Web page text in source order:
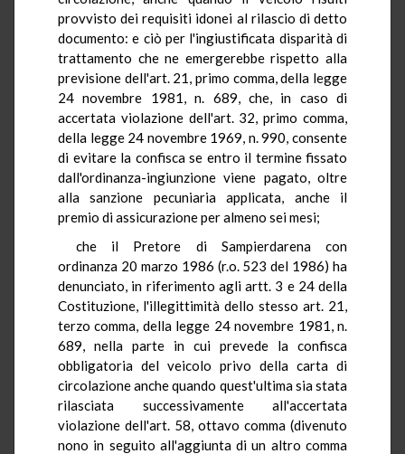
provvisto dei requisiti idonei al rilascio di detto
documento: e ciò per l'ingiustificata disparità di
trattamento che ne emergerebbe rispetto alla
previsione dell'art. 21, primo comma, della legge
24 novembre 1981, n. 689, che, in caso di
accertata violazione dell'art. 32, primo comma,
della legge 24 novembre 1969, n. 990, consente
di evitare la confisca se entro il termine fissato
dall'ordinanza-ingiunzione viene pagato, oltre
alla sanzione pecuniaria applicata, anche il
premio di assicurazione per almeno sei mesi;
che il Pretore di Sampierdarena con
ordinanza 20 marzo 1986 (r.o. 523 del 1986) ha
denunciato, in riferimento agli artt. 3 e 24 della
Costituzione, l'illegittimità dello stesso art. 21,
terzo comma, della legge 24 novembre 1981, n.
689, nella parte in cui prevede la confisca
obbligatoria del veicolo privo della carta di
circolazione anche quando quest'ultima sia stata
rilasciata successivamente all'accertata
violazione dell'art. 58, ottavo comma (divenuto
nono in seguito all'aggiunta di un altro comma